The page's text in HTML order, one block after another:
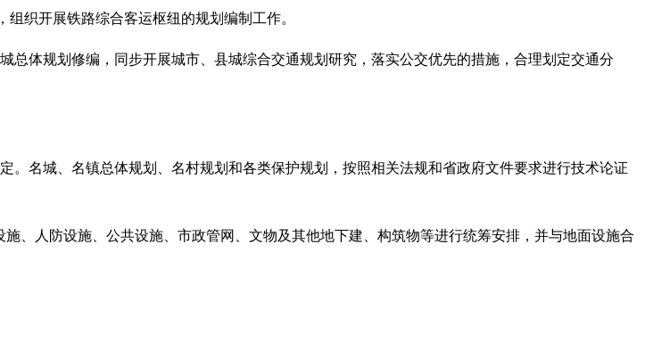
织开展铁路综合客运枢纽的规划编制工作。
体规划修编，同步开展城市、县城综合交通规划研究，落实公交优先的措施，合理划定交通分
名城、名镇总体规划、名村规划和各类保护规划，按照相关法规和省政府文件要求进行技术论证
、人防设施、公共设施、市政管网、文物及其他地下建、构筑物等进行统筹安排，并与地面设施合